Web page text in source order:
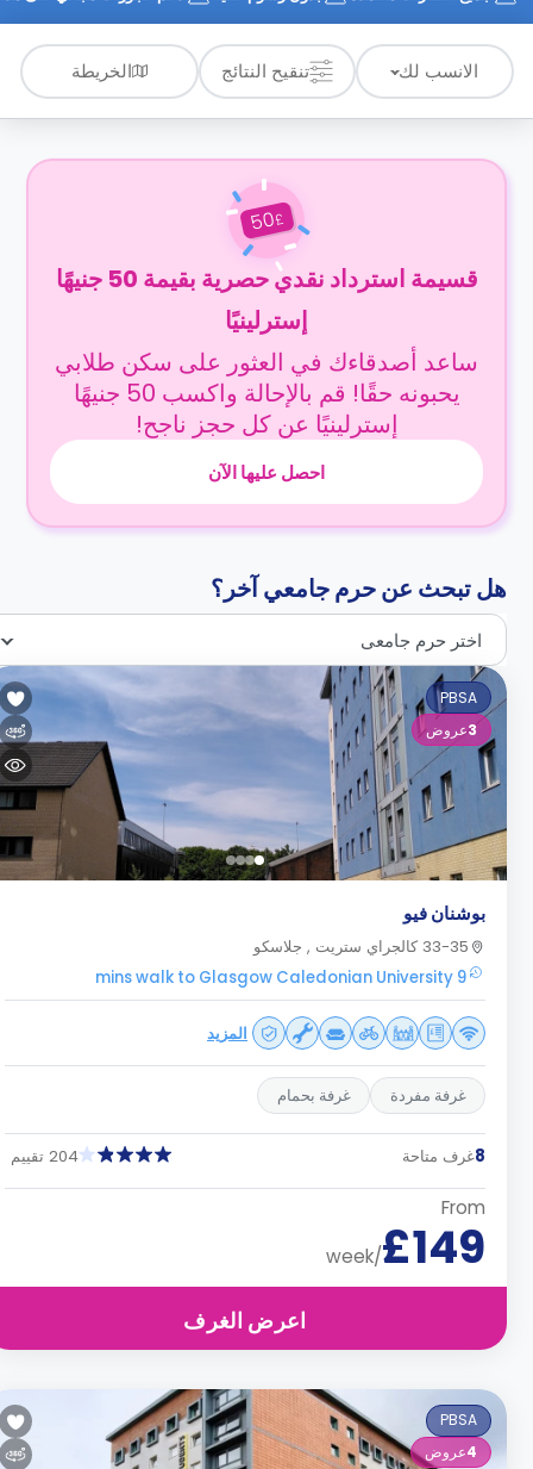
الأسئلة
الشائعة
الانسب لك تنقيح النتائج الخريطة
£
50
قسيمة استرداد نقدي حصرية بقيمة 50 جنيهًا
إسترلينيًا
ساعد أصدقاءك في العثور على سكن طلابي
يحبونه حقًا! قم بالإحالة واكسب 50 جنيهًا
إسترلينيًا عن كل حجز ناجح!
احصل عليها الآن
هل تبحث عن حرم جامعي آخر؟
اختر حرم جامعى
PBSA
3 عروض
بوشنان فيو
33-35 كالجراي ستريت , جلاسكو
9 mins walk to Glasgow Caledonian University
المزيد
غرفة مفردة غرفة بحمام
غرف متاحة 204 تقييم
From
£149
/week
اعرض الغرف
PBSA
4 عروض